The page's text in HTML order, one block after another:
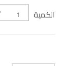
الكمية